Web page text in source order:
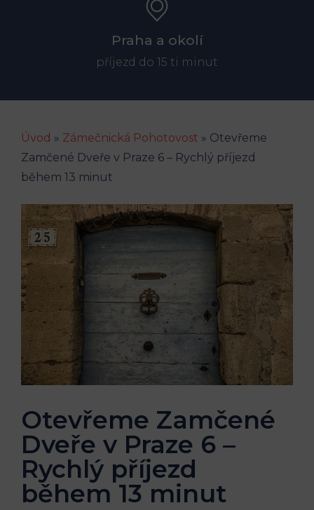
Praha a okolí
příjezd do 15 ti minut
Úvod » Zámečnická Pohotovost » Otevřeme
Zamčené Dveře v Praze 6 – Rychlý příjezd
během 13 minut
Otevřeme Zamčené
Dveře v Praze 6 –
Rychlý příjezd
během 13 minut